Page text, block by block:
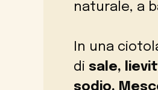
naturale, a
In una
di sale,
sodio.